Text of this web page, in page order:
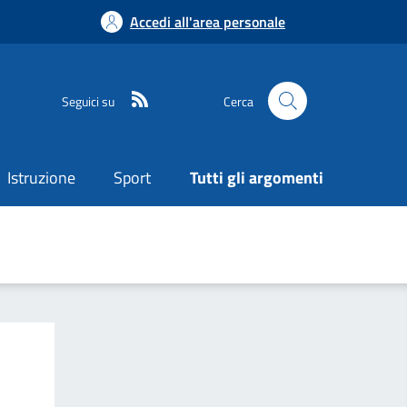
Accedi all'area personale
Seguici su Cerca
Istruzione Sport Tutti gli argomenti